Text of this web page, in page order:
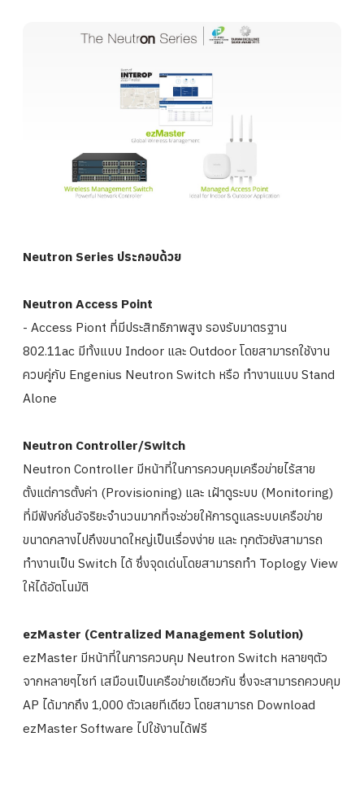
Neutron Series ประกอบด้วย
Neutron Access Point
- Access Piont ที่มีประสิทธิภาพสูง รองรับมาตรฐาน
802.11ac มีทั้งแบบ Indoor และ Outdoor โดยสามารถใช้งาน
ควบคู่กับ Engenius Neutron Switch หรือ ทำงานแบบ Stand
Alone
Neutron Controller/Switch
Neutron Controller มีหน้าที่ในการควบคุมเครือข่ายไร้สาย
ตั้งแต่การตั้งค่า (Provisioning) และ เฝ้าดูระบบ (Monitoring)
ที่มีฟังก์ชั่นอัจริยะจำนวนมากที่จะช่วยให้การดูแลระบบเครือข่าย
ขนาดกลางไปถึงขนาดใหญ่เป็นเรื่องง่าย และ ทุกตัวยังสามารถ
ทำงานเป็น Switch ได้ ซึ่งจุดเด่นโดยสามารถทำ Toplogy View
ให้ได้อัตโนมัติ
ezMaster (Centralized Management Solution)
ezMaster มีหน้าที่ในการควบคุม Neutron Switch หลายๆตัว
จากหลายๆไซท์ เสมือนเป็นเครือข่ายเดียวกัน ซึ่งจะสามารถควบคุม
AP ได้มากถึง 1,000 ตัวเลยทีเดียว โดยสามารถ Download
ezMaster Software ไปใช้งานได้ฟรี